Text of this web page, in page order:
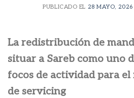
PUBLICADO EL 28 MAYO, 2026
La redistribución de
situar a Sareb como uno
focos de actividad para el
de servicing